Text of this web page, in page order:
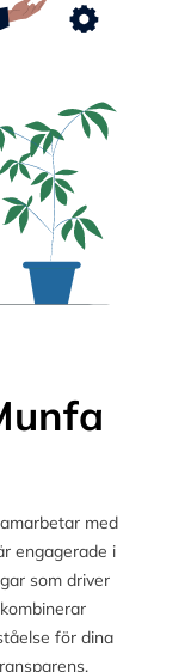
med
engagerade i
som driver
för dina